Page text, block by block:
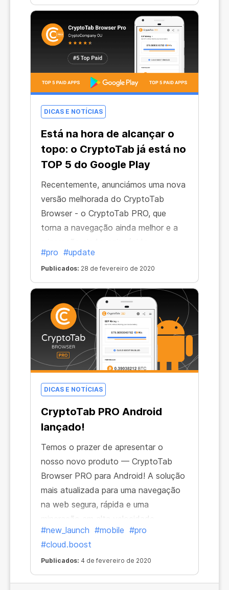
portátil. Aproveite este tempo para
criar e desenvolver a sua rede de
exploração—juntamente com outras
pessoas que estão em isolamento
voluntário. Há milhares de pessoas
como nós neste momento espalhadas
por todo o mundo—então vamos
aceder à Internet e explorar alguma
cripto-moeda!
DICAS E NOTÍCIAS
Está na hora de alcançar o
topo: o CryptoTab já está no
TOP 5 do Google Play
Recentemente, anunciámos uma nova
versão melhorada do CryptoTab
Browser - o CryptoTab PRO, que
torna a navegação ainda melhor e a
#pro #update
Publicados: 28 de fevereiro de 2020
DICAS E NOTÍCIAS
CryptoTab PRO Android
lançado!
Temos o prazer de apresentar o
nosso novo produto — CryptoTab
Browser PRO para Android! A solução
mais atualizada para uma navegação
na web segura, rápida e uma
mineração em alta velocidade —
disponível no seu dispositivo móvel.
#new_launch #mobile #pro
#cloud.boost
Publicados: 4 de fevereiro de 2020